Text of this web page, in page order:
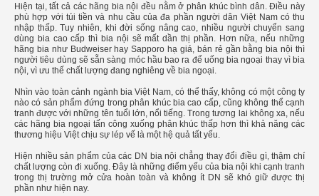
Hiện tại, tất cả các hãng bia nội đều nằm ở phân khúc bình dân. Điều này
phù hợp với túi tiền và nhu cầu của đa phần người dân Việt Nam có thu
nhập thấp. Tuy nhiên, khi đời sống nâng cao, nhiều người chuyển sang
dùng bia cao cấp thì bia nội sẽ mất dần thị phần. Hơn nữa, nếu những
hãng bia như Budweiser hay Sapporo hạ giá, bán rẻ gần bằng bia nội thì
người tiêu dùng sẽ sẵn sàng móc hầu bao ra để uống bia ngoại thay vì bia
nội, vì ưu thế chất lượng đang nghiêng về bia ngoại.
Nhìn vào toàn cảnh ngành bia Việt Nam, có thể thấy, không có một công ty
nào có sản phẩm đứng trong phân khúc bia cao cấp, cũng không thể cạnh
tranh được với những tên tuổi lớn, nổi tiếng. Trong tương lai không xa, nếu
các hãng bia ngoại tấn công xuống phân khúc thấp hơn thì khả năng các
thương hiệu Việt chịu sự lép vế là một hệ quả tất yếu.
Hiện nhiều sản phẩm của các DN bia nội chẳng thay đổi điều gì, thậm chí
chất lượng còn đi xuống. Đây là những điểm yếu của bia nội khi cạnh tranh
trong thị trường mở cửa hoàn toàn và không ít DN sẽ khó giữ được thị
phần như hiện nay.